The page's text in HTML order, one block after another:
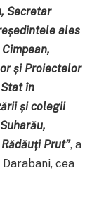
Secretar
ales
și Proiectelor
în
și colegii
Prut”, a
cea